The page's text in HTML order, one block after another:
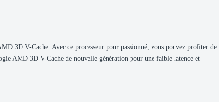
3D V-Cache. Avec ce processeur pour passionné, vous pouvez profiter de
AMD 3D V-Cache de nouvelle génération pour une faible latence et